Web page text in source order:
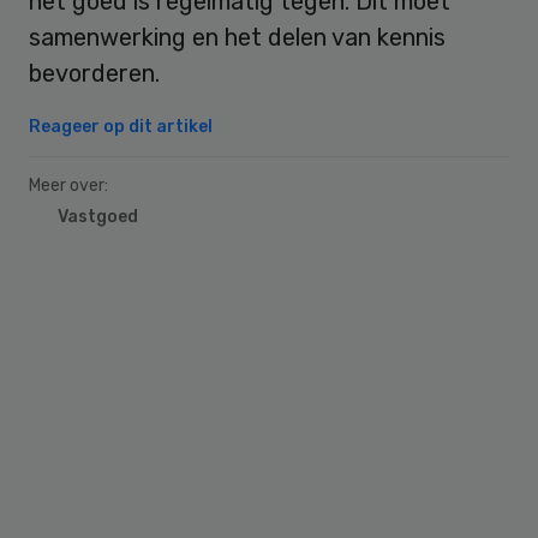
samenwerking en het delen van kennis
bevorderen.
Reageer op dit artikel
Meer over:
Vastgoed